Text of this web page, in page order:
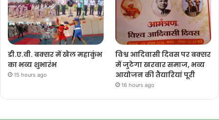
डी.ए.वी. बक्सर में खेल महाकुंभ
का भव्य शुभारंभ
15 hours ago
विश्व आदिवासी दिवस पर बक्सर
में जुटेगा खरवार समाज, भव्य
आयोजन की तैयारियां पूरी
16 hours ago